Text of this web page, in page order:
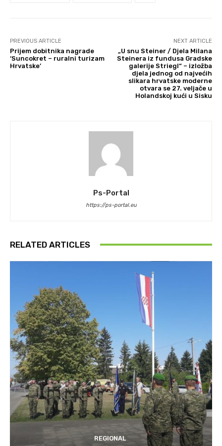
PREVIOUS ARTICLE
Prijem dobitnika nagrade
‘Suncokret – ruralni turizam
Hrvatske’
NEXT ARTICLE
„U snu Steiner / Djela Milana
Steinera iz fundusa Gradske
galerije Striegl“ – izložba
djela jednog od najvećih
slikara hrvatske moderne
otvara se 27. veljače u
Holandskoj kući u Sisku
Ps-Portal
https://ps-portal.eu
RELATED ARTICLES
REGIONAL